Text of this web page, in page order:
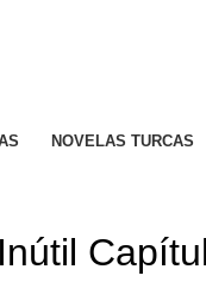
NOVELAS TURCAS